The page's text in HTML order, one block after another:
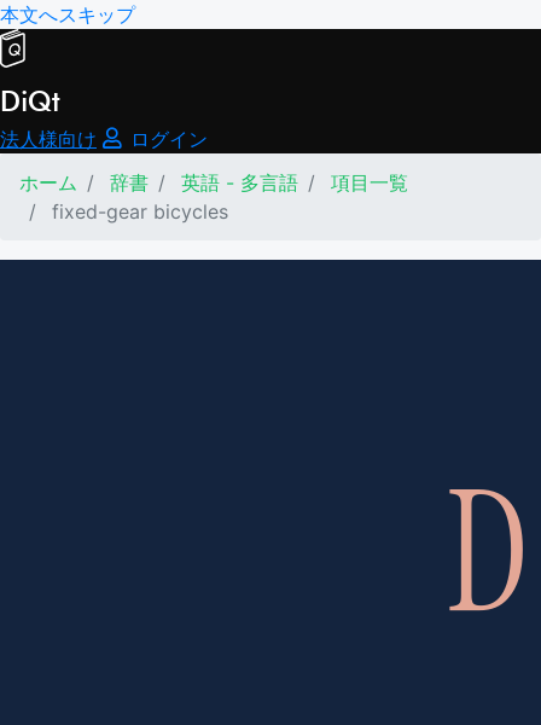
本文へスキップ
DiQt
法人様向け
ログイン
ホーム
辞書 英語 - 多言語
項目一覧
fixed-gear bicycles